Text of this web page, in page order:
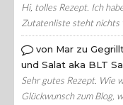
Hi, tolles Rezept. Ich
Zutatenliste steht nichts
von Mar zu
und Salat aka BLT
Sehr gutes Rezept. Wie
Glückwunsch zum Blog,